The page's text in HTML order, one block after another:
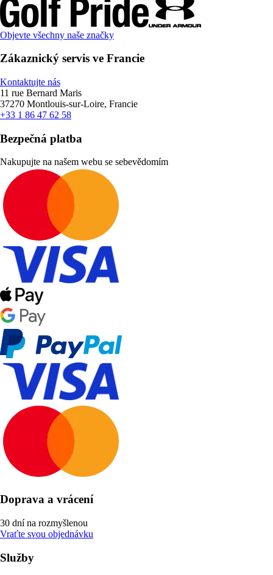
Objevte všechny naše značky
Zákaznický servis ve Francie
Kontaktujte nás
11 rue Bernard Maris
37270 Montlouis-sur-Loire, Francie
+33 1 86 47 62 58
Bezpečná platba
Nakupujte na našem webu se sebevědomím
Doprava a vrácení
30 dní na rozmyšlenou
Vraťte svou objednávku
Služby